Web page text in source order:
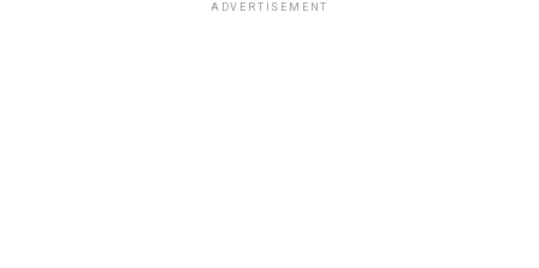
ADVERTISEMENT